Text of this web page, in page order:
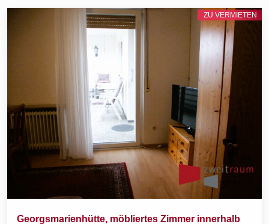
Georgsmarienhütte, möbliertes Zimmer innerhalb
ZU VERMIETEN